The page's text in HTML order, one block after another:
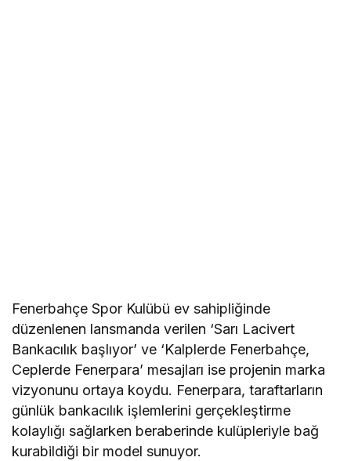
Fenerbahçe Spor Kulübü ev sahipliğinde
düzenlenen lansmanda verilen ‘Sarı Lacivert
Bankacılık başlıyor’ ve ‘Kalplerde Fenerbahçe,
Ceplerde Fenerpara’ mesajları ise projenin marka
vizyonunu ortaya koydu. Fenerpara, taraftarların
günlük bankacılık işlemlerini gerçekleştirme
kolaylığı sağlarken beraberinde kulüpleriyle bağ
kurabildiği bir model sunuyor.